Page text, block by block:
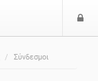
Σύνδεσμοι